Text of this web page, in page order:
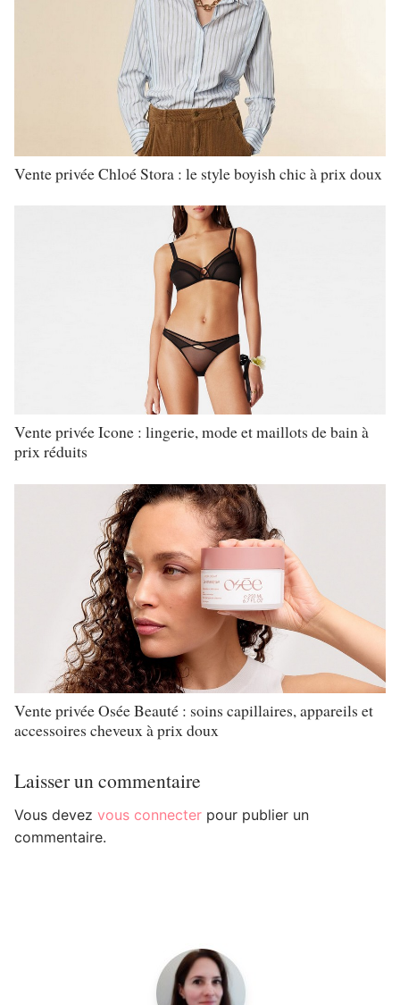
Vente privée Chloé Stora : le style boyish chic à prix doux
Vente privée Icone : lingerie, mode et maillots de bain à
prix réduits
Vente privée Osée Beauté : soins capillaires, appareils et
accessoires cheveux à prix doux
Laisser un commentaire
Vous devez vous connecter pour publier un
commentaire.